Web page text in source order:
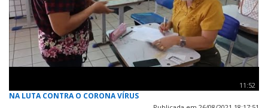
11:52
NA LUTA CONTRA O CORONA VÍRUS